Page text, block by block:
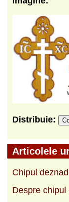
Distribuie:
Articolele
Chipul
Despre